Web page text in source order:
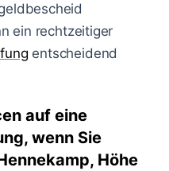
ein rechtzeitiger
entscheidend
auf eine
wenn Sie
Höhe